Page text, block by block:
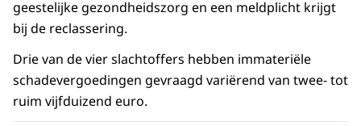
geestelijke gezondheidszorg en een meldplicht krijgt
bij de reclassering.
Drie van de vier slachtoffers hebben immateriële
schadevergoedingen gevraagd variërend van twee- tot
ruim vijfduizend euro.